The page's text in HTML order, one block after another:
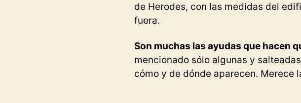
de Herodes, con las medidas del
fuera.
Son muchas las ayudas que hacen
mencionado sólo algunas y
cómo y de dónde aparecen. Merece